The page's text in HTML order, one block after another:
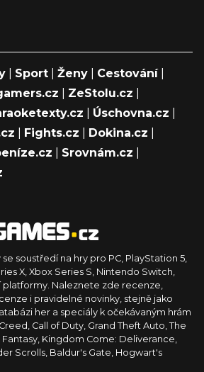
Sport Ženy Cestování|
ZeStolu.cz
Úschovna.cz
Fights.cz Dokina.cz
Srovnám.cz
soustředí na hry pro PC, PlayStation 5,
X, Xbox Series S, Nintendo Switch,
platformy. Naleznete zde recenze,
i pravidelné novinky, stejně jako
her a speciály k očekávaným hrám
Call of Duty, Grand Theft Auto, The
Kingdom Come: Deliverance,
Scrolls, Baldur's Gate, Hogwart's